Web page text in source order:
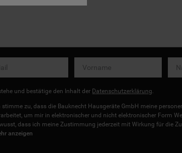
und bestätige den Inhalt der Datenschutzerklärung
stimme zu, dass die Bauknecht Hausgeräte GmbH meine
um mir in elektronischer und nicht elektronischer Form
dass ich meine Zustimmung jederzeit mit Wirkung für die
anzeigen